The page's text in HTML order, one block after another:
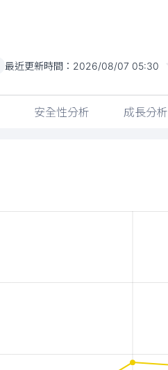
最近更新時間： 2026/08/07 05:30
安全性分析 成長分析